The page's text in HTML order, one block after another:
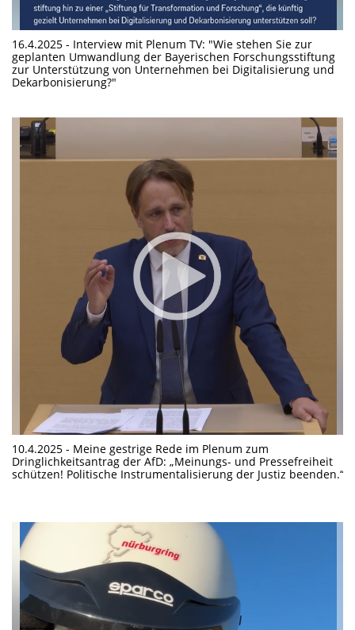
16.4.2025 - Interview mit Plenum TV: "Wie stehen Sie zur
geplanten Umwandlung der Bayerischen Forschungsstiftung
zur Unterstützung von Unternehmen bei Digitalisierung und
Dekarbonisierung?"
10.4.2025 - Meine gestrige Rede im Plenum zum
Dringlichkeitsantrag der AfD: „Meinungs- und Pressefreiheit
schützen! Politische Instrumentalisierung der Justiz beenden.“